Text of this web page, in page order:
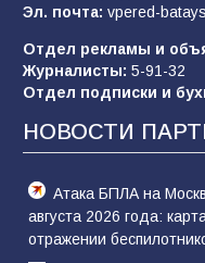
83 02.08.2026
Командовал боем
60 05.08.2026
Эл. почта: vpered-
Отдел рекламы и
Журналисты: 5-91-32
Отдел подписки и
НОВОСТИ
Атака БПЛА на
августа 2026 года:
отражении